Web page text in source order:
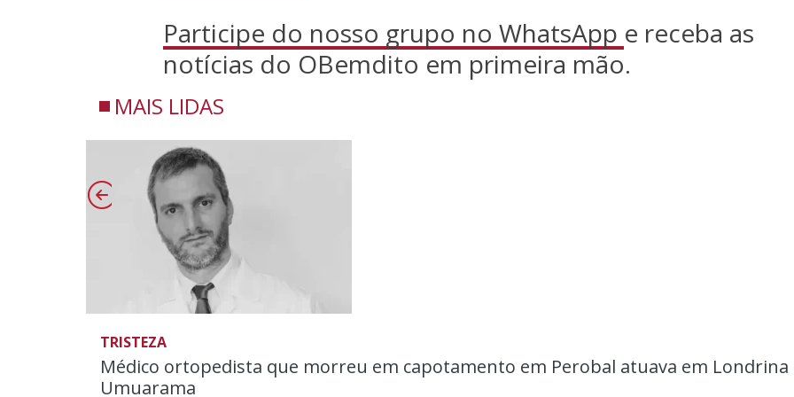
Participe do nosso grupo no WhatsApp e receba as
notícias do OBemdito em primeira mão.
MAIS LIDAS
TRISTEZA
Médico ortopedista que morreu em capotamento em Perobal atuava em Londrina
Umuarama